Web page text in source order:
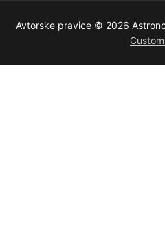
Avtorske pravice © 2026